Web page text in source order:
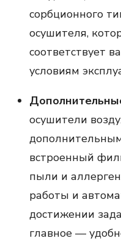
сорбционного
осушителя,
соответствует
условиям
осушители
встроенный
пыли и
работы и
достижении
главное —